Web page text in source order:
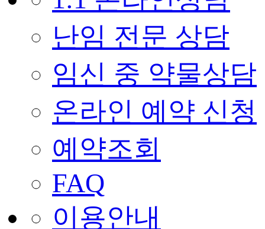
난임 전문 상담
임신 중 약물상담
온라인 예약 신청
예약조회
FAQ
이용안내